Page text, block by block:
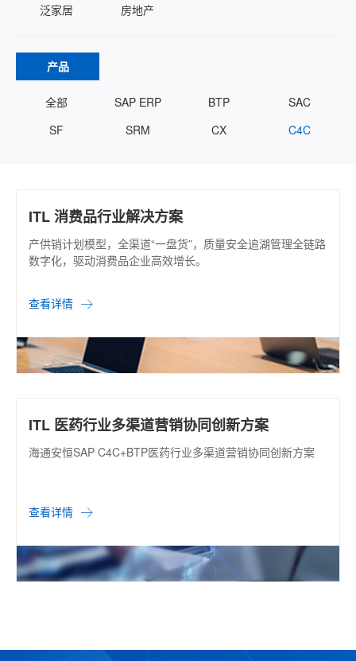
泛家居
房地产
产品
全部 SAP ERP BTP
SAC
SF
SRM CX C4C
ITL 消费品行业解决方案
产供销计划模型，全渠道“一盘货”，质量安全追湖管理全链路
数字化，驱动消费品企业高效增长。
查看详情
ITL 医药行业多渠道营销协同创新方案
海通安恒SAP C4C+BTP医药行业多渠道营销协同创新方案
查看详情